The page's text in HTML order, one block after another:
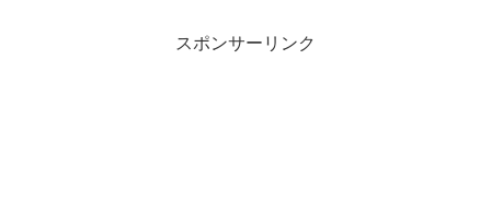
スポンサーリンク